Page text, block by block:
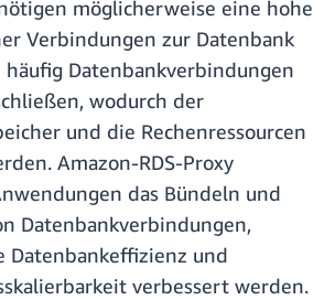
möglicherweise eine hohe
Verbindungen zur Datenbank
Datenbankverbindungen
wodurch der
und die Rechenressourcen
Amazon-RDS-Proxy
das Bündeln und
Datenbankverbindungen,
Datenbankeffizienz und
verbessert werden.